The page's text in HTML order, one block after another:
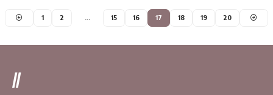
1 2 … 15 16 17 18 19 20
//